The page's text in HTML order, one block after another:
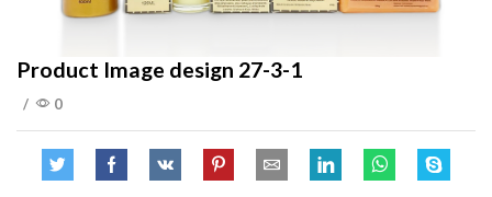
Product Image design 27-3-1
/ 0